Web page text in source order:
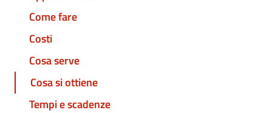
Come fare
Costi
Cosa serve
Cosa si ottiene
Tempi e scadenze